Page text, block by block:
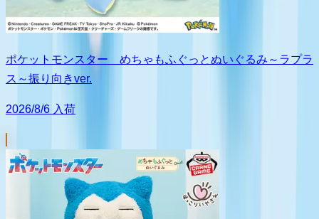
ポケットモンスター めちゃもふぐっとぬいぐるみ～ラプラ
ス～振り向きver.
2026/8/6 入荷